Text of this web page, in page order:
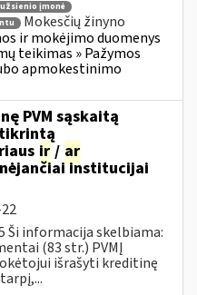
užsienio įmonė
Mokesčių žinyno
ir mokėjimo duomenys
teikimas » Pažymos
apmokestinimo
PVM sąskaitą
ir / ar
institucijai
Ši informacija skelbiama:
(83 str.) PVMĮ
išrašyti kreditinę